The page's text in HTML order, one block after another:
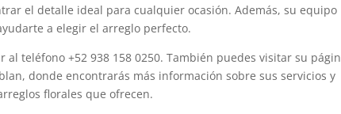
el detalle ideal para cualquier ocasión. Además, su equipo
a elegir el arreglo perfecto.
al teléfono +52 938 158 0250. También puedes visitar su
donde encontrarás más información sobre sus servicios y
florales que ofrecen.